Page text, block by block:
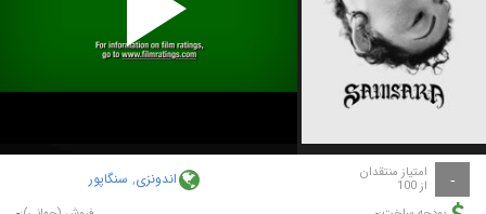
Play
- امتیاز منتقدان
از 100 اندونزی, سنگاپور